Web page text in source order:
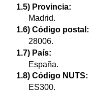
1.5) Provincia:
Madrid.
1.6) Código postal:
28006.
1.7) País:
España.
1.8) Código NUTS:
ES300.